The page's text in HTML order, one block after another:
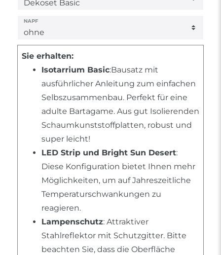
NAPF
Sie erhalten:
Isotarrium Basic:Bausatz mit
ausführlicher Anleitung zum einfachen
Selbszusammenbau. Perfekt für eine
adulte Bartagame. Aus gut Isolierenden
Schaumkunststoffplatten, robust und
super leicht!
LED Strip und Bright Sun Desert:
Diese Konfiguration bietet Ihnen mehr
Möglichkeiten, um auf Jahreszeitliche
Temperaturschwankungen zu
reagieren.
Lampenschutz: Attraktiver
Stahlreflektor mit Schutzgitter. Bitte
beachten Sie, dass die Oberfläche